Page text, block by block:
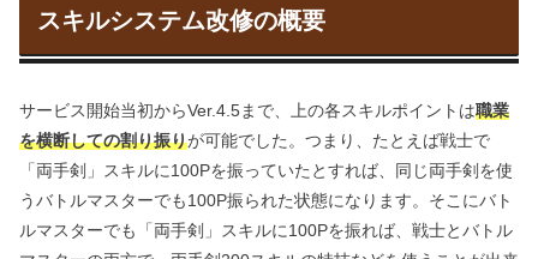
スキルシステム改修の概要
サービス開始当初からVer.4.5まで、上の各スキルポイントは職業
を横断しての割り振りが可能でした。つまり、たとえば戦士で
「両手剣」スキルに100Pを振っていたとすれば、同じ両手剣を使
うバトルマスターでも100P振られた状態になります。そこにバト
ルマスターでも「両手剣」スキルに100Pを振れば、戦士とバトル